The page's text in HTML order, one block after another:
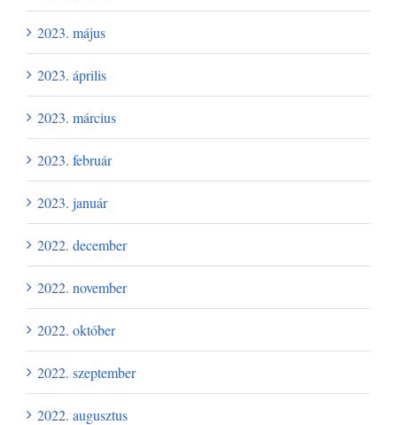
2023. május
2023. április
2023. március
2023. február
2023. január
2022. december
2022. november
2022. október
2022. szeptember
2022. augusztus